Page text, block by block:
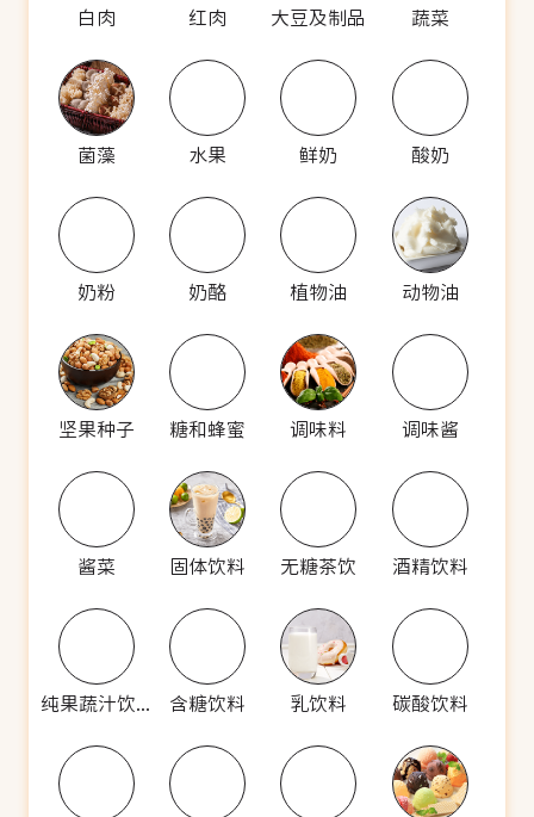
白肉 红肉 大豆及制品 蔬菜
菌藻 水果 鲜奶 酸奶
奶粉 奶酪 植物油 动物油
坚果种子 糖和蜂蜜 调味料 调味酱
酱菜 固体饮料 无糖茶饮 酒精饮料
纯果蔬汁饮料 含糖饮料 乳饮料 碳酸饮料